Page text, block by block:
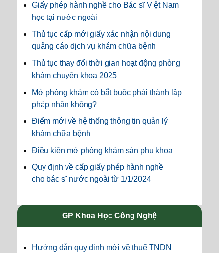
Giấy phép hành nghề cho Bác sĩ Việt Nam
học tại nước ngoài
Thủ tục cấp mới giấy xác nhận nội dung
quảng cáo dịch vụ khám chữa bệnh
Thủ tục thay đổi thời gian hoạt động phòng
khám chuyên khoa 2025
Mở phòng khám có bắt buộc phải thành lập
pháp nhân không?
Điểm mới về hệ thống thông tin quản lý
khám chữa bệnh
Điều kiện mở phòng khám sản phụ khoa
Quy định về cấp giấy phép hành nghề
cho bác sĩ nước ngoài từ 1/1/2024
GP Khoa Học Công Nghệ
Hướng dẫn quy định mới về thuế TNDN